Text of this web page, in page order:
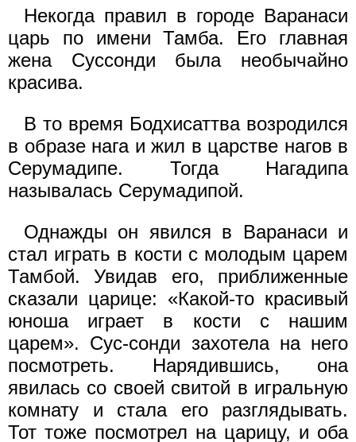
Некогда правил в городе Варанаси
царь по имени Тамба. Его главная
жена Суссонди была необычайно
красива.
В то время Бодхисаттва возродился
в образе нага и жил в царстве нагов в
Серумадипе. Тогда Нагадипа
называлась Серумадипой.
Однажды он явился в Варанаси и
стал играть в кости с молодым царем
Тамбой. Увидав его, приближенные
сказали царице: «Какой-то красивый
юноша играет в кости с нашим
царем». Сус-сонди захотела на него
посмотреть. Нарядившись, она
явилась со своей свитой в игральную
комнату и стала его разглядывать.
Тот тоже посмотрел на царицу, и оба